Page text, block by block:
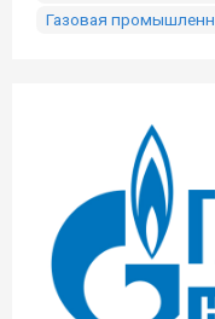
Газовая